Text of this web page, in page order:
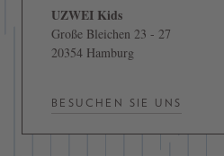
UZWEI Kids
Große Bleichen 23 - 27
20354 Hamburg
BESUCHEN SIE UNS